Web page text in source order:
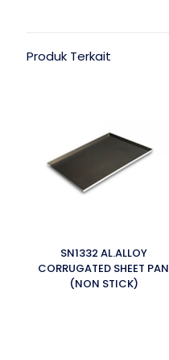
Produk Terkait
SN1332 AL.ALLOY
CORRUGATED SHEET PAN
(NON STICK)